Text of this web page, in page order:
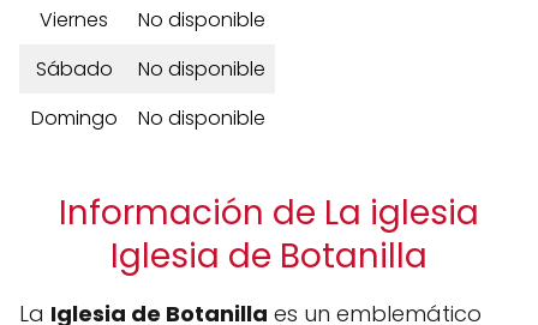
Viernes
No disponible
Sábado
No disponible
Domingo
No disponible
Información de La iglesia
Iglesia de Botanilla
La Iglesia de Botanilla es un emblemático